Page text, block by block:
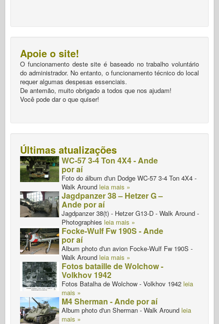
Apoie o site!
O funcionamento deste site é baseado no trabalho voluntário
do administrador. No entanto, o funcionamento técnico do local
requer algumas despesas essenciais.
De antemão, muito obrigado a todos que nos ajudam!
Você pode dar o que quiser!
Últimas atualizações
WC-57 3-4 Ton 4X4 - Ande
por aí
Foto do álbum d'un Dodge WC-57 3-4 Ton 4X4 -
Walk Around leia mais »
Jagdpanzer 38 – Hetzer G –
Ande por aí
Jagdpanzer 38(t) - Hetzer G13-D - Walk Around -
Photographies leia mais »
Focke-Wulf Fw 190S - Ande
por aí
Album photo d'un avion Focke-Wulf Fw 190S -
Walk Around leia mais »
Fotos bataille de Wolchow -
Volkhov 1942
Fotos Batalha de Wolchow - Volkhov 1942 leia
mais »
M4 Sherman - Ande por aí
Album photo d'un Sherman - Walk Around leia
mais »